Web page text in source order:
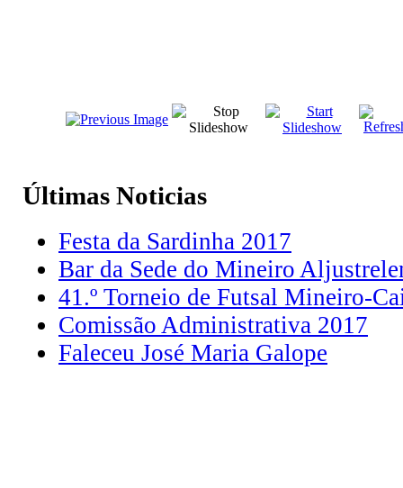
Últimas Noticias
Festa da Sardinha 2017
Bar da Sede do Mineiro
41.º Torneio de Futsal Mineiro-
Comissão Administrativa 2017
Faleceu José Maria Galope